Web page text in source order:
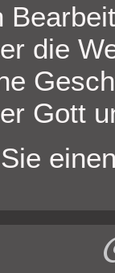
die
Gott